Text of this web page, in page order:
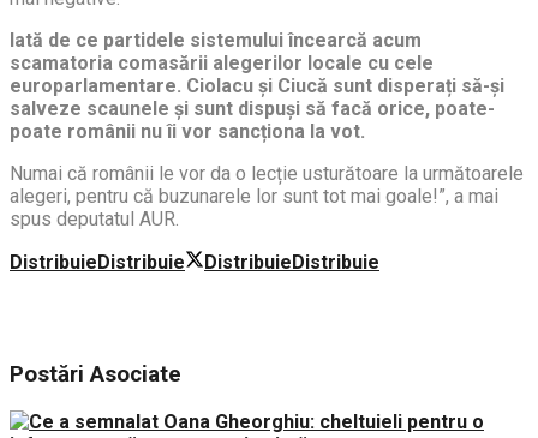
Iată de ce partidele sistemului încearcă acum
scamatoria comasării alegerilor locale cu cele
europarlamentare. Ciolacu și Ciucă sunt disperați să-și
salveze scaunele și sunt dispuși să facă orice, poate-
poate românii nu îi vor sancționa la vot.
Numai că românii le vor da o lecție usturătoare la următoarele
alegeri, pentru că buzunarele lor sunt tot mai goale!”, a mai
spus deputatul AUR.
Distribuie Distribuie Distribuie Distribuie
PostăriAsociate